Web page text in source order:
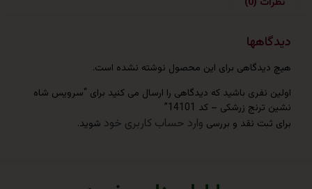
برای این محصول نوشته نشده است.
باشید که دیدگاهی را ارسال می کنید برای “سرویس شاه
زرشکی – کد 14101”
نقد و بررسیوارد حساب کاربری خودشوید.